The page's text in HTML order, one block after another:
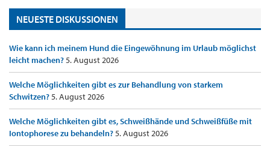
NEUESTE DISKUSSIONEN
Wie kann ich meinem Hund die Eingewöhnung im Urlaub möglichst
leicht machen?5. August 2026
Welche Möglichkeiten gibt es zur Behandlung von starkem
Schwitzen?5. August 2026
Welche Möglichkeiten gibt es, Schweißhände und Schweißfüße mit
Iontophorese zu behandeln?5. August 2026